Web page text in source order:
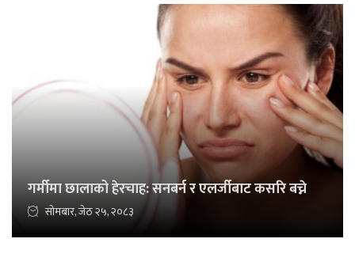
गर्मीमा छालाको हेरचाह: सनबर्न र एलर्जीबाट कसरि बच्ने
सोमबार, जेठ २५, २०८३